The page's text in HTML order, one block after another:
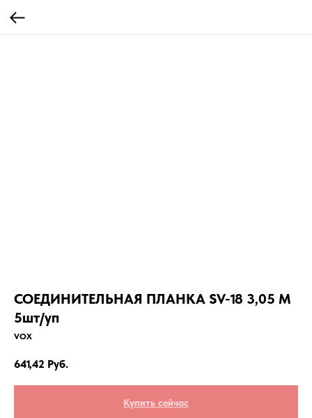
СОЕДИНИТЕЛЬНАЯ ПЛАНКА SV-18 3,05 М
5шт/уп
VOX
641,42 Руб.
Купить сейчас